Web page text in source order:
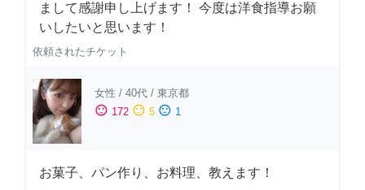
まして感謝申し上げます！ 今度は洋食指導お願
いしたいと思います！
依頼されたチケット
女性 / 40代 / 東京都
sentiment_satisfied 172 sentiment_neutral 5 sentiment_dissatisfied 1
お菓子、パン作り、お料理、教えます！